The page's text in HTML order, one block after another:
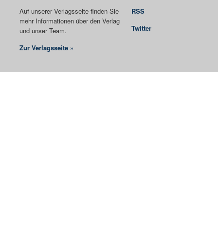
Auf unserer Verlagsseite finden Sie
mehr Informationen über den Verlag
und unser Team.
Zur Verlagsseite »
RSS
Twitter